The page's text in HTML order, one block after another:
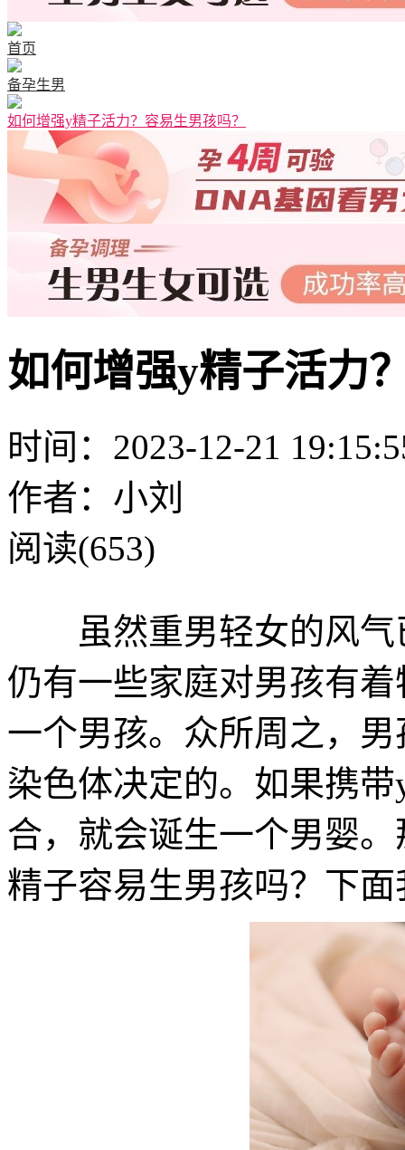
首页
备孕生男
如何增强y精子活力？容易生男孩吗？
如何增强y精子活力
时间：2023-12-21
作者：小刘
阅读(653)
虽然重男轻女的风气
仍有一些家庭对男孩有
一个男孩。众所周之，
染色体决定的。如果携
合，就会诞生一个男婴
精子容易生男孩吗？下